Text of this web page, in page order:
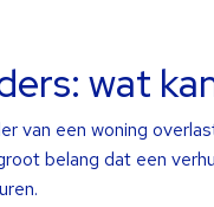
wat
van een woning
belang dat een